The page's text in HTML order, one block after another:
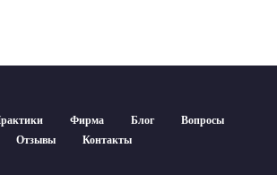
Фирма Блог
Вопросы
Отзывы
Контакты